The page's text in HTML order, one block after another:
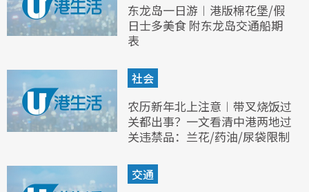
东龙岛一日游︱港版棉花堡/假
日士多美食 附东龙岛交通船期
表
社会
农历新年北上注意︱带叉烧饭过
关都出事？一文看清中港两地过
关违禁品：兰花/药油/尿袋限制
交通